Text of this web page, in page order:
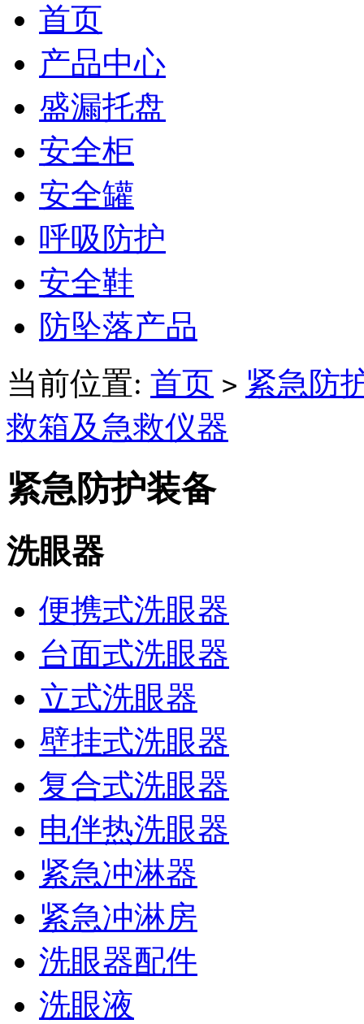
首页
产品中心
盛漏托盘
安全柜
安全罐
呼吸防护
安全鞋
防坠落产品
当前位置: 首页 > 紧急防
救箱及急救仪器
紧急防护装备
洗眼器
便携式洗眼器
台面式洗眼器
立式洗眼器
壁挂式洗眼器
复合式洗眼器
电伴热洗眼器
紧急冲淋器
紧急冲淋房
洗眼器配件
洗眼液